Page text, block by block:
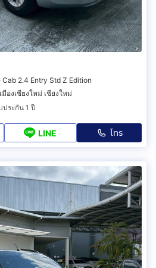
2.4 Entry Std Z Edition
เมืองเชียงใหม่ เชียงใหม่
ประกัน 1 ปี
LINE โทร